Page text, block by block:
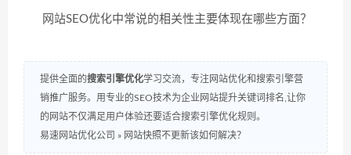
网站SEO优化中常说的相关性主要体现在哪些方面？
提供全面的搜索引擎优化学习交流，专注网站优化和搜索引擎营
销推广服务。用专业的SEO技术为企业网站提升关键词排名,让你
的网站不仅满足用户体验还要适合搜索引擎优化规则。
易速网站优化公司 » 网站快照不更新该如何解决？